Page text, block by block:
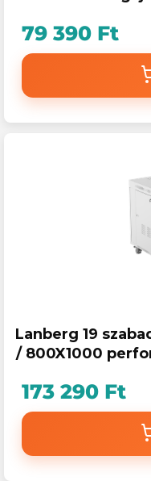
79 390 Ft
Lanberg 19
/ 800X1000
173 290 Ft